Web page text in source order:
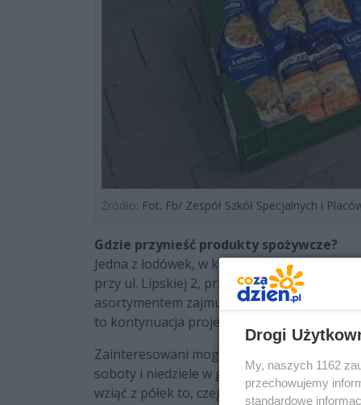
Źródło: Fot. Fb/ Zespół Szkół Specjalnych i
Gdzie przynieść produkty spożywcze?
Jedna z lodówek, w której mieszkańcy
przy ul. Lipskiej 2, przy wejściu do Zespołu
asortymentem zajmują się uczniowie
to kontynuacja projektu pn. „Pomagając
Zainteresowani mogą dostać się do punktu
soboty i niedziele w godz. 9.00-16.00.
wziąć z półek to, czego aktualnie
Drogi
My, naszych 1162
przechowujemy
standardowe